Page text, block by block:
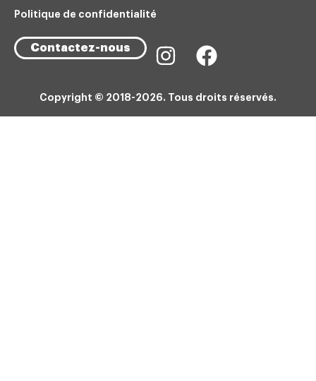
Politique de confidentialité
Contactez-nous
Copyright © 2018-2026. Tous droits réservés.